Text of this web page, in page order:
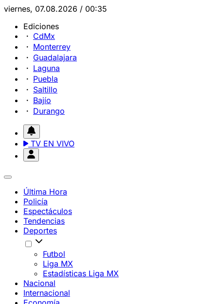
viernes, 07.08.2026 / 00:35
Ediciones
CdMx
Monterrey
Guadalajara
Laguna
Puebla
Saltillo
Bajío
Durango
TV EN VIVO
Última Hora
Policía
Espectáculos
Tendencias
Deportes
Futbol
Liga MX
Estadísticas Liga MX
Nacional
Internacional